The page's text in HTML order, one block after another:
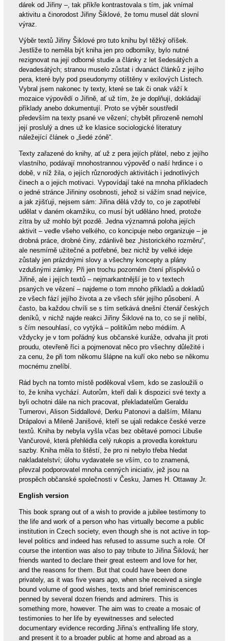
dárek od Jiřiny –, tak příkře kontrastovala s tím, jak vnímal
aktivitu a činorodost Jiřiny Šiklové, že tomu musel dát slovní
výraz.
Výběr textů Jiřiny Šiklové pro tuto knihu byl těžký oříšek.
Jestliže to neměla být kniha jen pro odborníky, bylo nutné
rezignovat na její odborné studie a články z let šedesátých a
devadesátých; stranou muselo zůstat i dvanáct článků z jejího
pera, které byly pod pseudonymy otištěny v exilových Listech.
Vybral jsem nakonec ty texty, které se tak či onak váží k
mozaice výpovědí o Jiřině, ať už tím, že je doplňují, dokládají
příklady anebo dokumentují. Proto se výběr soustředil
především na texty psané ve vězení; chybět přirozeně nemohl
její proslulý a dnes už ke klasice sociologické literatury
náležející článek o „šedé zóně“.
Texty zařazené do knihy, ať už z pera jejích přátel, nebo z jejího
vlastního, podávají mnohostrannou výpověď o naší hrdince i o
době, v níž žila, o jejích různorodých aktivitách i jednotlivých
činech a o jejich motivaci. Vypovídají také na mnoha příkladech
o jedné stránce Jiřininy osobnosti, jehož si vážím snad nejvíce,
a jak zjišťuji, nejsem sám: Jiřina dělá vždy to, co je zapotřebí
udělat v daném okamžiku, co musí být uděláno hned, protože
zítra by už mohlo být pozdě. Jedna významná poloha jejích
aktivit – vedle všeho velkého, co koncipuje nebo organizuje – je
drobná práce, drobné činy, zdánlivě bez „historického rozměru“,
ale nesmírně užitečné a potřebné, bez nichž by velké ideje
zůstaly jen prázdnými slovy a všechny koncepty a plány
vzdušnými zámky. Při jen trochu pozorném čtení příspěvků o
Jiřině, ale i jejích textů – nejmarkantnější je to v textech
psaných ve vězení – najdeme o tom mnoho příkladů a dokladů
ze všech fází jejího života a ze všech sfér jejího působení. A
často, ba každou chvíli se s tím setkává dnešní čtenář českých
deníků, v nichž najde reakci Jiřiny Šiklové na to, co se jí nelíbí,
s čím nesouhlasí, co vytýká – politikům nebo médiím. A
vždycky je v tom pořádný kus občanské kuráže, odvaha jít proti
proudu, otevřeně říci a pojmenovat něco pro všechny důležité i
za cenu, že při tom někomu šlápne na kuří oko nebo se někomu
mocnému znelíbí.
Rád bych na tomto místě poděkoval všem, kdo se zasloužili o
to, že kniha vychází. Autorům, kteří dali k dispozici své texty a
byli ochotni dále na nich pracovat, překladatelům Geraldu
Turnerovi, Alison Siddallové, Derku Patonovi a dalším, Milanu
Drápalovi a Mileně Janišové, kteří se ujali redakce české verze
textů. Kniha by nebyla vyšla včas bez obětavé pomoci Libuše
Vančurové, která přehlédla celý rukopis a provedla korekturu
sazby. Kniha měla to štěstí, že pro ni nebylo třeba hledat
nakladatelství; úlohu vydavatele se vším, co to znamená,
převzal podporovatel mnoha cenných iniciativ, jež jsou na
prospěch občanské společnosti v Česku, James H. Ottaway Jr.
English version
This book sprang out of a wish to provide a jubilee testimony to
the life and work of a person who has virtually become a public
institution in Czech society, even though she is not active in top-
level politics and indeed has refused to assume such a role. Of
course the intention was also to pay tribute to Jiřina Šiklová; her
friends wanted to declare their great esteem and love for her,
and the reasons for them. But that could have been done
privately, as it was five years ago, when she received a single
bound volume of good wishes, texts and brief reminiscences
penned by several dozen friends and admirers. This is
something more, however. The aim was to create a mosaic of
testimonies to her life by eyewitnesses and selected
documentary evidence recording Jiřina’s enthralling life story,
and present it to a broader public at home and abroad as a